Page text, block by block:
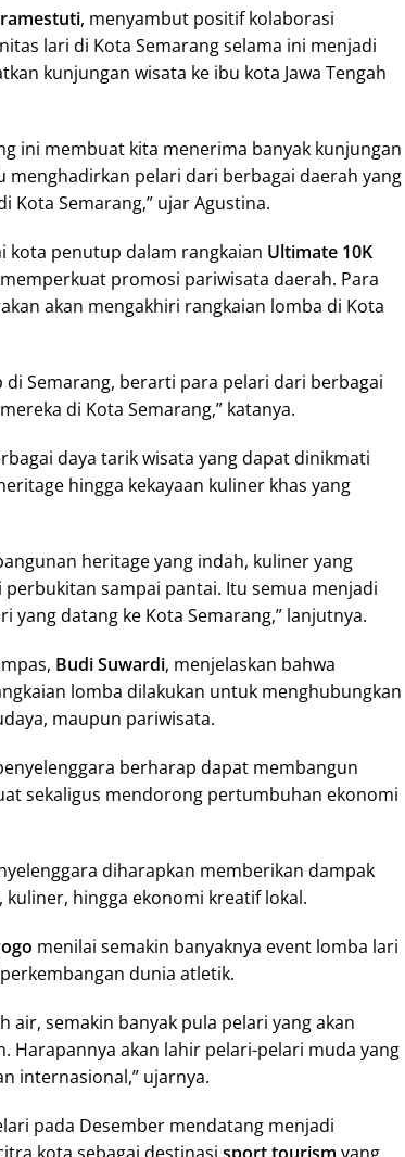
, menyambut positif kolaborasi
lari di Kota Semarang selama ini menjadi
kunjungan wisata ke ibu kota Jawa Tengah
ini membuat kita menerima banyak kunjungan
menghadirkan pelari dari berbagai daerah yang
Kota Semarang,” ujar Agustina.
kota penutup dalam rangkaian Ultimate 10K
promosi pariwisata daerah. Para
akan mengakhiri rangkaian lomba di Kota
Semarang, berarti para pelari dari berbagai
di Kota Semarang,” katanya.
daya tarik wisata yang dapat dinikmati
hingga kekayaan kuliner khas yang
heritage yang indah, kuliner yang
sampai pantai. Itu semua menjadi
yang datang ke Kota Semarang,” lanjutnya.
Budi Suwardi, menjelaskan bahwa
lomba dilakukan untuk menghubungkan
maupun pariwisata.
berharap dapat membangun
sekaligus mendorong pertumbuhan ekonomi
diharapkan memberikan dampak
hingga ekonomi kreatif lokal.
menilai semakin banyaknya event lomba lari
dunia atletik.
air, semakin banyak pula pelari yang akan
Harapannya akan lahir pelari-pelari muda yang
internasional,” ujarnya.
pada Desember mendatang menjadi